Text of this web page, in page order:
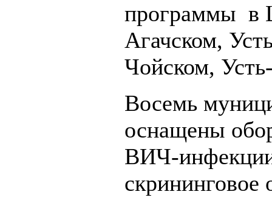
программы в
Агачском,
Чойском,
Восемь
оснащены
ВИЧ-
скрининговое